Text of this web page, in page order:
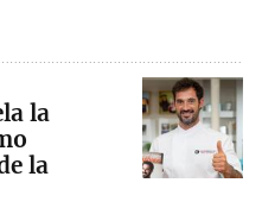
la
la